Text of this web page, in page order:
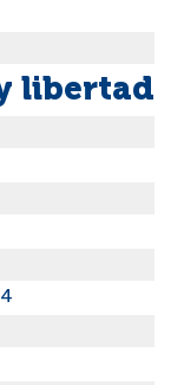
libertad